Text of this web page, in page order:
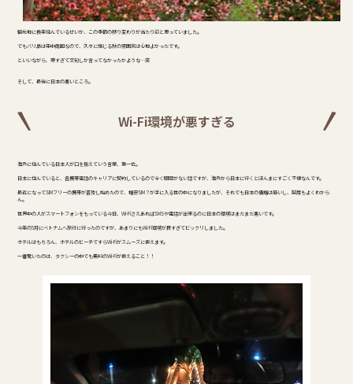
観光地に長年住んでいるせいか、この季節の移り変わりが当たり前と思っていました。
でもバリ島は年中南国なので、久々に感じる秋の雰囲気は心地よかったです。
といいながら、寒すぎて文句しか言ってなかったかような…笑
そして、最後に日本の悪いところ。
Wi-Fi環境が悪すぎる
海外に住んでいる日本人が口を揃えていう言葉、第一位。
日本に住んでいると、各携帯電話のキャリアに契約しているので全く問題がない話ですが、海外から日本に行くとほんまにすごく不便なんです。
最近になってSIMフリーの携帯が普及し始めたので、格安SIM？が手に入る世の中になりましたが、それでも日本の価格は高いし、制度もよくわから
ん。
世界中の人がスマートフォンをもっている今日、Wi-FiさえあればSMSや電話が出来るのに日本の環境はまだまだ悪いです。
今年の5月にベトナムへ旅行に行ったのですが、あまりにもWi-Fi環境が良すぎてビックリしました。
ホテルはもちろん、ホテルのビーチですらWi-Fiがスムーズに使えます。
一番驚いたのは、タクシーの中でも無料のWi-Fiが使えること！！